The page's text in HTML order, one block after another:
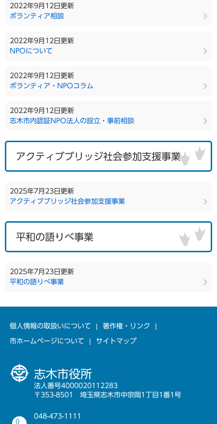
2022年9月12日更新
ボランティア相談
2022年9月12日更新
NPOについて
2022年9月12日更新
ボランティア・NPOコラム
2022年9月12日更新
志木市内認証NPO法人の設立・事前相談
アクティブブリッジ社会参加支援事業
2025年7月23日更新
アクティブブリッジ社会参加支援事業
平和の語りべ事業
2025年7月23日更新
平和の語りべ事業
個人情報の取扱いについて 著作権・リンク
市ホームページについて サイトマップ
志木市役所
法人番号4000020112283
〒353-8501 埼玉県志木市中宗岡1丁目1番1号
048-473-1111